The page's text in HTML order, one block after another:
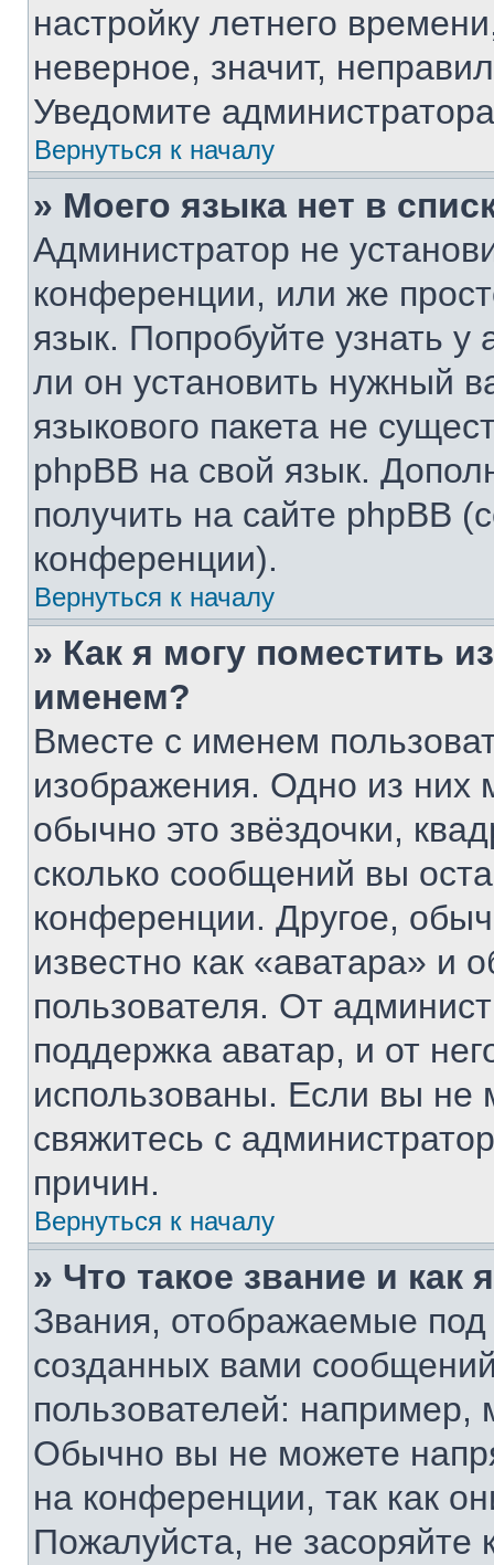
настройку летнего
неверное, значит,
Уведомите
Вернуться к началу
» Моего языка нет в
Администратор не
конференции, или же
язык. Попробуйте узнать
ли он установить нужный
языкового пакета не
phpBB на свой язык.
получить на сайте phpBB
конференции).
Вернуться к началу
» Как я могу поместить
именем?
Вместе с именем
изображения. Одно из них
обычно это звёздочки,
сколько сообщений вы
конференции. Другое,
известно как «аватара» и
пользователя. От
поддержка аватар, и от
использованы. Если вы не
свяжитесь с
причин.
Вернуться к началу
» Что такое звание и как
Звания, отображаемые
созданных вами
пользователей: например,
Обычно вы не можете
на конференции, так как
Пожалуйста, не